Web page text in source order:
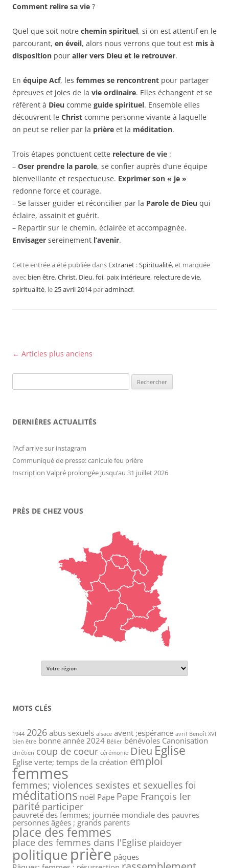
Comment relire sa vie ?
Quel que soit notre chemin spirituel, si on est attentif en le
parcourant, en éveil, alors nous verrons que tout est mis à
disposition pour aller vers Dieu et le retrouver.
En équipe Acf, les femmes se rencontrent pour partager
épreuves et joies de la vie ordinaire. Elles échangent et se
réfèrent à Dieu comme guide spirituel. Ensemble elles
découvrent le Christ comme personne vivante à laquelle
on peut se relier par la prière et la méditation.
Trois étapes ponctuent cette relecture de vie :
– Oser prendre la parole, se confier auprès d’une équipe
bienveillante et respectueuse. Exprimer son « je »
redonne force et courage.
– Se laisser guider et réconcilier par la Parole de Dieu qui
éclaire, assainit et guérit.
– Repartir sur le chemin, éclairée et accompagnée.
Envisager sereinement l’avenir.
Cette entrée a été publiée dans Extranet : Spiritualité, et marquée
avec bien être,Christ, Dieu,foi, paix intérieure, relecture de vie,
spiritualité, le25 avril 2014 paradminacf.
Navigation
← Articles plus anciens
DERNIÈRES ACTUALITÉS
l’Acf arrive sur instagram
Communiqué de presse: canicule feu prière
Inscription Valpré prolongée jusqu’au 31 juillet 2026
PRÈS DE CHEZ VOUS
MOTS CLÉS
1944 2026 abus sexuels alsace avent ;espérance avril Benoît XVI
bien être bonne année 2024 Bélier bénévoles Canonisation
chrétien coup de coeur cérémonie Dieu Eglise
Eglise verte; temps de la création emploi
femmes
femmes; violences sexistes et sexuelles foi
méditations noël Pape Pape François Ier
parité participer
pauvreté des femmes; journée mondiale des pauvres
personnes âgées ; grands parents
place des femmes
place des femmes dans l'Eglise plaidoyer
politique prière pâques